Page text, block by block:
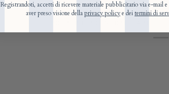
Registrandoti, accetti di ricevere materiale pubblicitario via e-mail
aver preso visione dellaprivacy policye deitermini di